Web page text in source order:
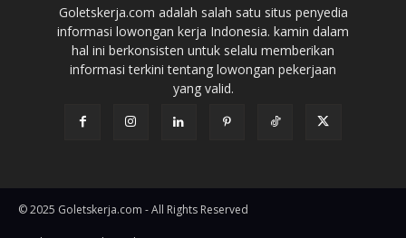
Goletskerja.com adalah salah satu situs penyedia
informasi lowongan kerja Indonesia. kamin dalam
hal ini berkonsisten untuk selalu memberikan
informasi terkini tentang lowongan pekerjaan
yang valid.
© 2025 Goletskerja.com - All Rights Reserved